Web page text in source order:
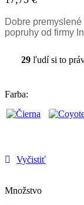
Dobre
popruhy od firmy
29 ľudí si to
Farba:
Vyčistiť
Množstvo